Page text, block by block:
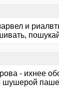
и
пошукай
- ихнее
шушерой